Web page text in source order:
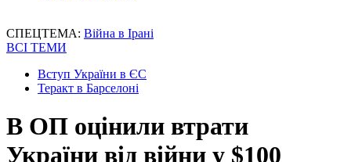
СПЕЦТЕМА: Війна в Ірані
ВСІ ТЕМИ
Вступ України в ЄС
Теракт в Барселоні
В ОП оцінили втрати
України від війни у $100